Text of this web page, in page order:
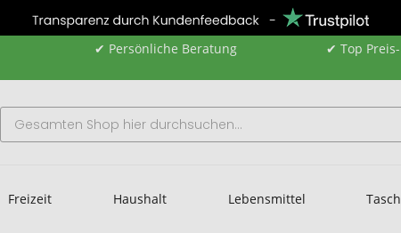
✔ Persönliche Beratung ✔ Top
Freizeit Haushalt Lebensmittel